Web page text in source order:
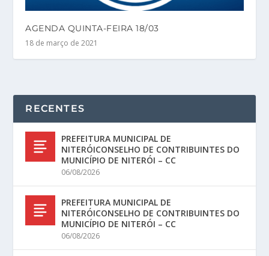
AGENDA QUINTA-FEIRA 18/03
18 de março de 2021
RECENTES
PREFEITURA MUNICIPAL DE
NITERÓICONSELHO DE CONTRIBUINTES DO
MUNICÍPIO DE NITERÓI – CC
06/08/2026
PREFEITURA MUNICIPAL DE
NITERÓICONSELHO DE CONTRIBUINTES DO
MUNICÍPIO DE NITERÓI – CC
06/08/2026